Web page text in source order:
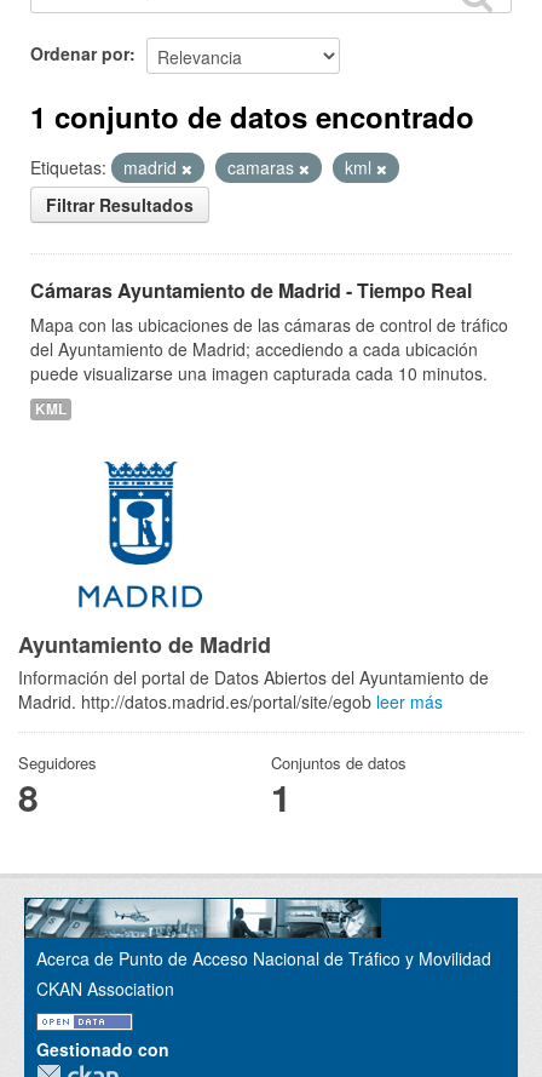
Ordenar por
1 conjunto de datos encontrado
Etiquetas: madrid camaras
kml
Filtrar Resultados
Cámaras Ayuntamiento de Madrid - Tiempo Real
Mapa con las ubicaciones de las cámaras de control de tráfico
del Ayuntamiento de Madrid; accediendo a cada ubicación
puede visualizarse una imagen capturada cada 10 minutos.
KML
Ayuntamiento de Madrid
Información del portal de Datos Abiertos del Ayuntamiento de
Madrid. http://datos.madrid.es/portal/site/egob leer más
Seguidores
8
Conjuntos de datos
1
Acerca de Punto de Acceso Nacional de Tráfico y Movilidad
CKAN Association
Gestionado con